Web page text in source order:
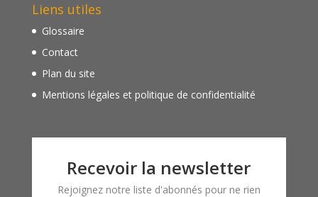
Liens utiles
Glossaire
Contact
Plan du site
Mentions légales et politique de confidentialité
Recevoir la newsletter
Rejoignez notre liste d'abonnés pour ne rien